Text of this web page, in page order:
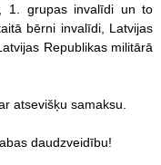
1. grupas invalīdi un to
bērni invalīdi, Latvijas
Republikas militārā
atsevišķu samaksu.
daudzveidību!